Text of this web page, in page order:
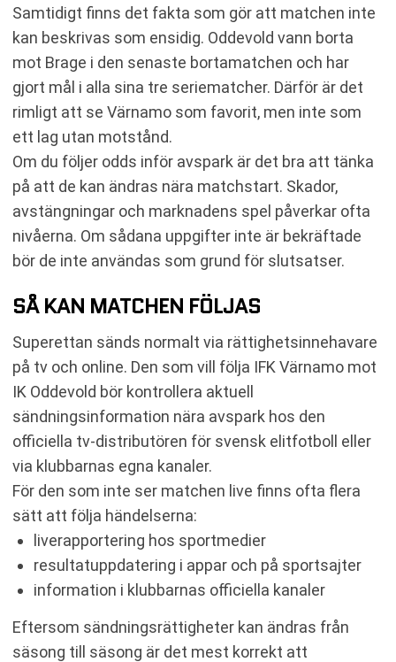
Samtidigt finns det fakta som gör att matchen inte
kan beskrivas som ensidig. Oddevold vann borta
mot Brage i den senaste bortamatchen och har
gjort mål i alla sina tre seriematcher. Därför är det
rimligt att se Värnamo som favorit, men inte som
ett lag utan motstånd.
Om du följer odds inför avspark är det bra att tänka
på att de kan ändras nära matchstart. Skador,
avstängningar och marknadens spel påverkar ofta
nivåerna. Om sådana uppgifter inte är bekräftade
bör de inte användas som grund för slutsatser.
SÅ KAN MATCHEN FÖLJAS
Superettan sänds normalt via rättighetsinnehavare
på tv och online. Den som vill följa IFK Värnamo mot
IK Oddevold bör kontrollera aktuell
sändningsinformation nära avspark hos den
officiella tv-distributören för svensk elitfotboll eller
via klubbarnas egna kanaler.
För den som inte ser matchen live finns ofta flera
sätt att följa händelserna:
liverapportering hos sportmedier
resultatuppdatering i appar och på sportsajter
information i klubbarnas officiella kanaler
Eftersom sändningsrättigheter kan ändras från
säsong till säsong är det mest korrekt att